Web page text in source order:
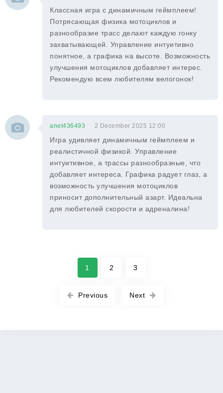
Классная игра с динамичным геймплеем!
Потрясающая физика мотоциклов и
разнообразие трасс делают каждую гонку
захватывающей. Управление интуитивно
понятное, а графика на высоте. Возможность
улучшения мотоциклов добавляет интерес.
Рекомендую всем любителям велогонок!
anet436493 2 December 2025 12:00
Игра удивляет динамичным геймплеем и
реалистичной физикой. Управление
интуитивное, а трассы разнообразные, что
добавляет интереса. Графика радует глаз, а
возможность улучшения мотоциклов
приносит дополнительный азарт. Идеальна
для любителей скорости и адреналина!
Previous
1 2 3
Next